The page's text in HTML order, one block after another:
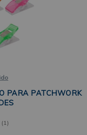
PARA PATCHWORK
(1)